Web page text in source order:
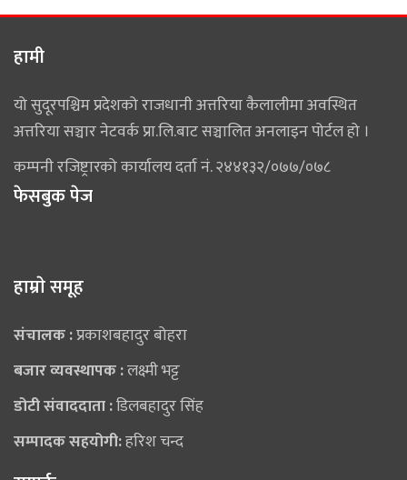
हामी
यो सुदूरपश्चिम प्रदेशको राजधानी अत्तरिया कैलालीमा अवस्थित
अत्तरिया सञ्चार नेटवर्क प्रा.लि.बाट सञ्चालित अनलाइन पोर्टल हो ।
कम्पनी रजिष्ट्रारको कार्यालय दर्ता नं. २४४१३२/०७७/०७८
फेसबुक पेज
हाम्राे समूह
संचालक :प्रकाशबहादुर बोहरा
बजार व्यवस्थापक :लक्ष्मी भट्ट
डोटी संवाददाता :डिलबहादुर सिंह
सम्पादक सहयोगी:हरिश चन्द